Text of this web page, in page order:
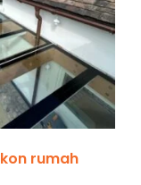
rumah